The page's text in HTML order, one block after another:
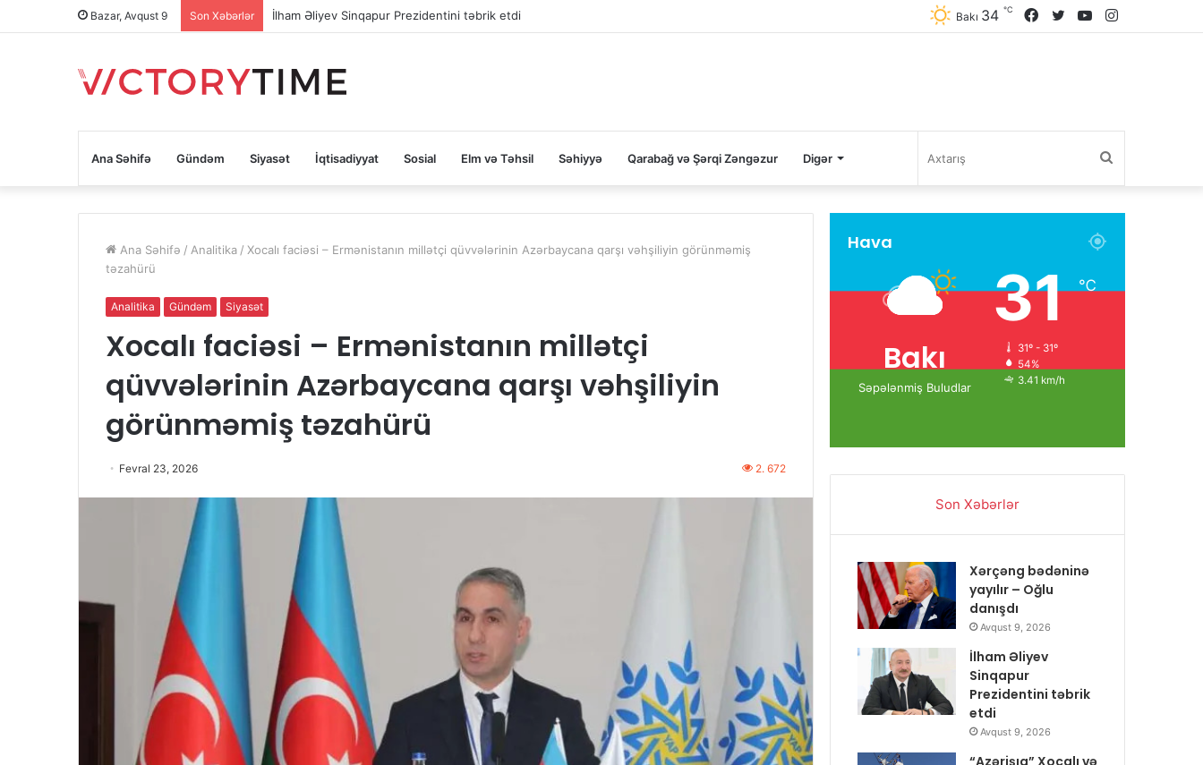
Bazar, Avqust 9 Son Xəbərlər İlham Əliyev Sinqapur Prezidentini təbrik etdi YouTube
Twitter
Facebook
Bakı 34 ℃
Ana Səhifə Gündəm Siyasət İqtisadiyyat Sosial Elm və Təhsil Səhiyyə Qarabağ və Şərqi Zəngəzur Digər
Ana Səhifə / Analitika / Xocalı faciəsi – Ermənistanın millətçi qüvvələrinin Azərbaycana qarşı vəhşiliyin görünməmiş
təzahürü
Analitika Gündəm Siyasət
Xocalı faciəsi – Ermənistanın millətçi
qüvvələrinin Azərbaycana qarşı vəhşiliyin
görünməmiş təzahürü
Fevral 23, 2026 2. 672
Hava
Bakı
Səpələnmiş Buludlar
31℃
31º - 31º
54%
3.41 km/h
Son Xəbərlər
Xərçəng bədəninə
yayılır – Oğlu
danışdı
Avqust 9, 2026
İlham Əliyev
Sinqapur
Prezidentini təbrik
etdi
Avqust 9, 2026